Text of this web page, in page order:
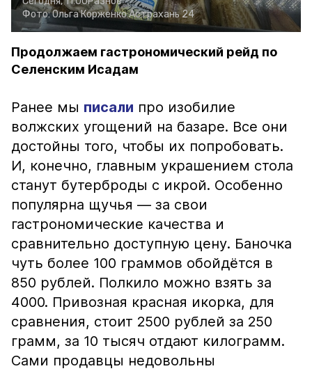
Фото:Ольга КорженкоАстрахань 24
Продолжаем гастрономический рейд по
Селенским Исадам
Ранее мы писали про изобилие
волжских угощений на базаре. Все они
достойны того, чтобы их попробовать.
И, конечно, главным украшением стола
станут бутерброды с икрой. Особенно
популярна щучья — за свои
гастрономические качества и
сравнительно доступную цену. Баночка
чуть более 100 граммов обойдётся в
850 рублей. Полкило можно взять за
4000. Привозная красная икорка, для
сравнения, стоит 2500 рублей за 250
грамм, за 10 тысяч отдают килограмм.
Сами продавцы недовольны